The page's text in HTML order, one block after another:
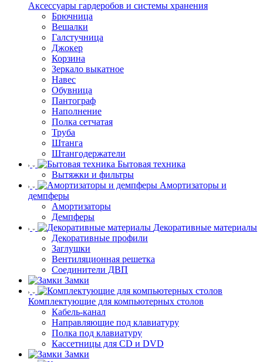
Аксессуары гардеробов и системы хранения
Брючница
Вешалки
Галстучница
Джокер
Корзина
Зеркало выкатное
Навес
Обувница
Пантограф
Наполнение
Полка сетчатая
Труба
Штанга
Штангодержатели
Бытовая техника
Вытяжки и фильтры
Амортизаторы и
демпферы
Амортизаторы
Демпферы
Декоративные материалы
Декоративные профили
Заглушки
Вентиляционная решетка
Соединители ДВП
Замки
Комплектующие для компьютерных столов
Кабель-канал
Направляющие под клавиатуру
Полка под клавиатуру
Кассетницы для CD и DVD
Замки